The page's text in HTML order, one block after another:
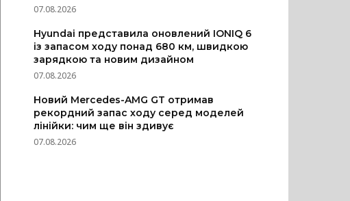
07.08.2026
Hyundai представила оновлений IONIQ 6
із запасом ходу понад 680 км, швидкою
зарядкою та новим дизайном
07.08.2026
Новий Mercedes-AMG GT отримав
рекордний запас ходу серед моделей
лінійки: чим ще він здивує
07.08.2026